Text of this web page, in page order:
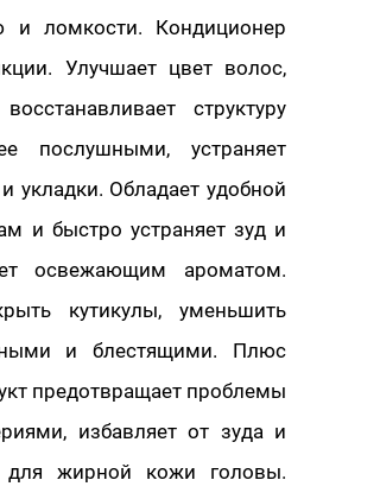
и ломкости. Кондиционер
Улучшает цвет волос,
структуру
послушными, устраняет
укладки. Обладает удобной
и быстро устраняет зуд и
освежающим ароматом.
кутикулы, уменьшить
и блестящими. Плюс
предотвращает проблемы
избавляет от зуда и
жирной кожи головы.